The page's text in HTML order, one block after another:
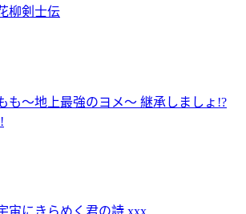
柳剣士伝
も〜地上最強のヨメ〜 継承しましょ!?